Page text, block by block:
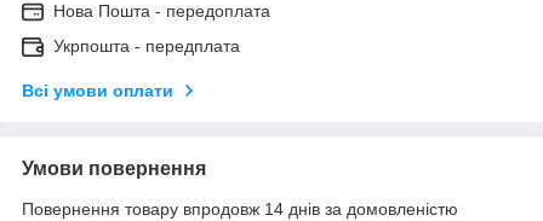
Нова Пошта - передоплата
Укрпошта - передплата
Всі умови оплати
Умови повернення
Повернення товару впродовж 14 днів за домовленістю